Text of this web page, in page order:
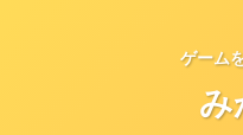
ゲーム
み